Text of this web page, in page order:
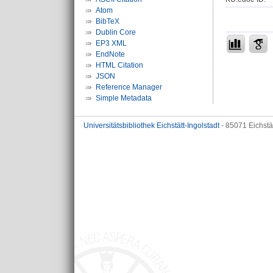
Atom
BibTeX
Dublin Core
EP3 XML
EndNote
HTML Citation
JSON
Reference Manager
Simple Metadata
Universitätsbibliothek Eichstätt-Ingolstadt- 85071